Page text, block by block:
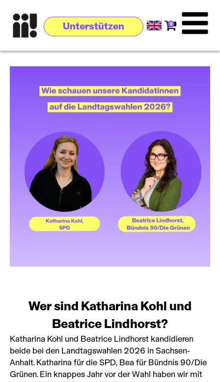
Unterstützen 0
Wer sind Katharina Kohl und
Beatrice Lindhorst?
Katharina Kohl und Beatrice Lindhorst kandidieren
beide bei den Landtagswahlen 2026 in Sachsen-
Anhalt. Katharina für die SPD, Bea für Bündnis 90/Die
Grünen. Ein knappes Jahr vor der Wahl haben wir mit